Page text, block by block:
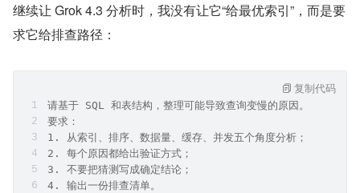
继续让 Grok 4.3 分析时，我没有让它“给最优索引”，而是要
求它给排查路径：
请基于 SQL 和表结构，整理可能导致查询变慢的原因。
要求：
1. 从索引、排序、数据量、缓存、并发五个角度分析；
2. 每个原因都给出验证方式；
3. 不要把猜测写成确定结论；
4. 输出一份排查清单。
复制代码